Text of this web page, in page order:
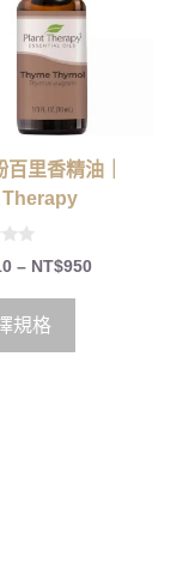
百里香精油｜
Therapy
– NT$950
規格